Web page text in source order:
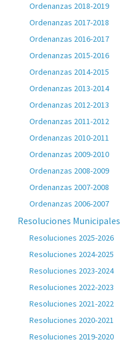
Ordenanzas 2018-2019
Ordenanzas 2017-2018
Ordenanzas 2016-2017
Ordenanzas 2015-2016
Ordenanzas 2014-2015
Ordenanzas 2013-2014
Ordenanzas 2012-2013
Ordenanzas 2011-2012
Ordenanzas 2010-2011
Ordenanzas 2009-2010
Ordenanzas 2008-2009
Ordenanzas 2007-2008
Ordenanzas 2006-2007
Resoluciones Municipales
Resoluciones 2025-2026
Resoluciones 2024-2025
Resoluciones 2023-2024
Resoluciones 2022-2023
Resoluciones 2021-2022
Resoluciones 2020-2021
Resoluciones 2019-2020